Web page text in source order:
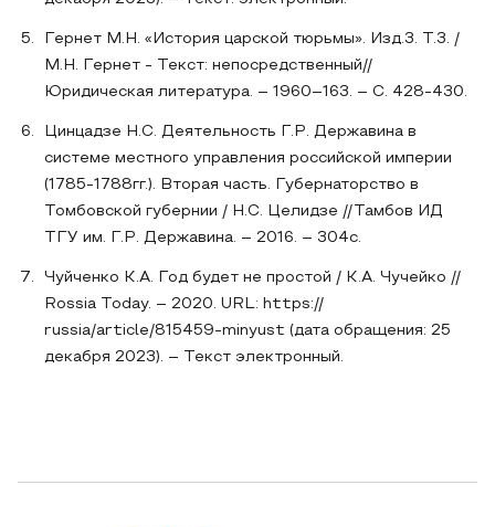
Гернет М.Н. «История царской тюрьмы». Изд.3. Т.3. /
М.Н. Гернет - Текст: непосредственный//
Юридическая литература. – 1960–163. – С. 428-430.
Цинцадзе Н.С. Деятельность Г.Р. Державина в
системе местного управления российской империи
(1785-1788гг.). Вторая часть. Губернаторство в
Томбовской губернии / Н.С. Целидзе //Тамбов ИД
ТГУ им. Г.Р. Державина. – 2016. – 304с.
Чуйченко К.А. Год будет не простой / К.А. Чучейко //
Rossia Today. – 2020. URL: https://
russia/article/815459-minyust (дата обращения: 25
декабря 2023). – Текст электронный.